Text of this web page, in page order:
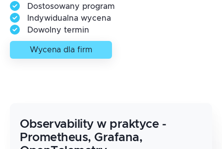
Dostosowany program
Indywidualna wycena
Dowolny termin
Wycena dla firm
Observability w praktyce -
Prometheus, Grafana,